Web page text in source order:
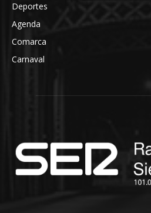
Deportes
Agenda
Comarca
Carnaval